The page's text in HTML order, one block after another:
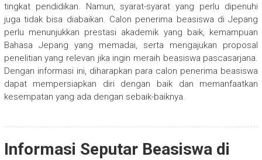
tingkat pendidikan. Namun, syarat-syarat yang perlu dipenuhi
juga tidak bisa diabaikan. Calon penerima beasiswa di Jepang
perlu menunjukkan prestasi akademik yang baik, kemampuan
Bahasa Jepang yang memadai, serta mengajukan proposal
penelitian yang relevan jika ingin meraih beasiswa pascasarjana.
Dengan informasi ini, diharapkan para calon penerima beasiswa
dapat mempersiapkan diri dengan baik dan memanfaatkan
kesempatan yang ada dengan sebaik-baiknya.
Informasi Seputar Beasiswa di